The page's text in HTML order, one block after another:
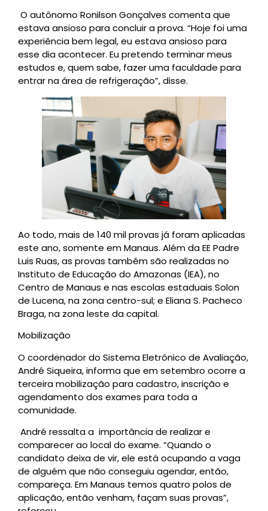
O autônomo Ronilson Gonçalves comenta que
estava ansioso para concluir a prova. “Hoje foi uma
experiência bem legal, eu estava ansioso para
esse dia acontecer. Eu pretendo terminar meus
estudos e, quem sabe, fazer uma faculdade para
entrar na área de refrigeração”, disse.
Ao todo, mais de 140 mil provas já foram aplicadas
este ano, somente em Manaus. Além da EE Padre
Luis Ruas, as provas também são realizadas no
Instituto de Educação do Amazonas (IEA), no
Centro de Manaus e nas escolas estaduais Solon
de Lucena, na zona centro-sul; e Eliana S. Pacheco
Braga, na zona leste da capital.
Mobilização
O coordenador do Sistema Eletrônico de Avaliação,
André Siqueira, informa que em setembro ocorre a
terceira mobilização para cadastro, inscrição e
agendamento dos exames para toda a
comunidade.
André ressalta a importância de realizar e
comparecer ao local do exame. “Quando o
candidato deixa de vir, ele está ocupando a vaga
de alguém que não conseguiu agendar, então,
compareça. Em Manaus temos quatro polos de
aplicação, então venham, façam suas provas”,